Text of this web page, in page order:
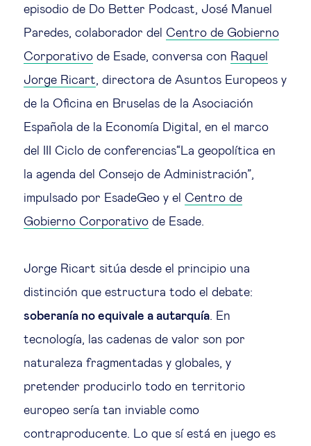
episodio de Do Better Podcast, José Manuel
Paredes, colaborador del Centro de Gobierno
Corporativo de Esade, conversa con Raquel
Jorge Ricart, directora de Asuntos Europeos y
de la Oficina en Bruselas de la Asociación
Española de la Economía Digital, en el marco
del III Ciclo de conferencias“La geopolítica en
la agenda del Consejo de Administración”,
impulsado por EsadeGeo y el Centro de
Gobierno Corporativo de Esade.
Jorge Ricart sitúa desde el principio una
distinción que estructura todo el debate:
soberanía no equivale a autarquía. En
tecnología, las cadenas de valor son por
naturaleza fragmentadas y globales, y
pretender producirlo todo en territorio
europeo sería tan inviable como
contraproducente. Lo que sí está en juego es